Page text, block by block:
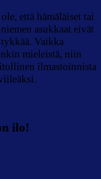
että hämäläiset tai
asukkaat eivät
Vaikka
mieleistä, niin
ilmastoinnista
ilo!